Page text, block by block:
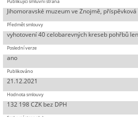
Jihomoravské muzeum ve Znojmě,
vyhotovení 40 celobarevných kreseb pohřbů
ano
21.12.2021
132 198 CZK bez DPH